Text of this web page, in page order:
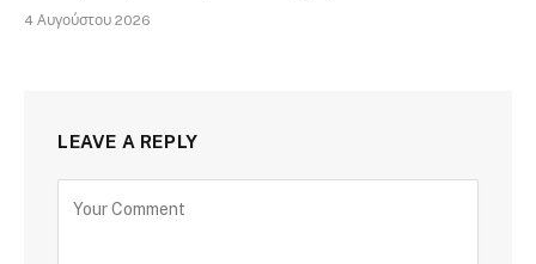
4 Αυγούστου 2026
LEAVE A REPLY